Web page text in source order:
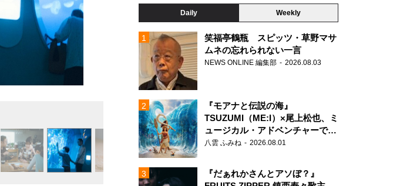
Daily Weekly
笑福亭鶴瓶 スピッツ・草野マサ
ムネの忘れられない一言
NEWS ONLINE 編集部 2026.08.03
『モアナと伝説の海』
TSUZUMI（ME:I）×尾上松也、ミ
ュージカル・アドベンチャーで美
声を響かせる
八雲 ふみね 2026.08.01
『だぁれかさんとアソぼ？』